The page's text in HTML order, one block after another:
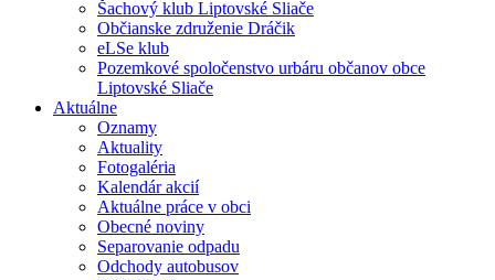
Šachový klub Liptovské Sliače
Občianske združenie Dráčik
eLSe klub
Pozemkové spoločenstvo urbáru občanov obce
Liptovské Sliače
Aktuálne
Oznamy
Aktuality
Fotogaléria
Kalendár akcií
Aktuálne práce v obci
Obecné noviny
Separovanie odpadu
Odchody autobusov